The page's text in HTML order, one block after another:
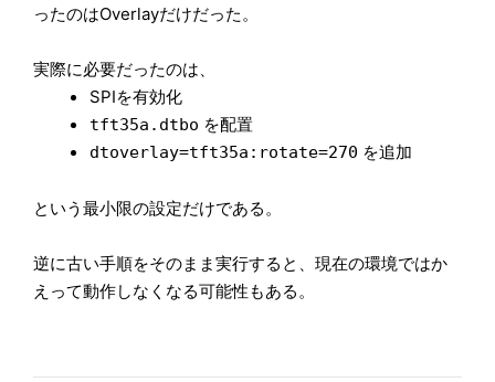
ったのはOverlayだけだった。
実際に必要だったのは、
SPIを有効化
tft35a.dtbo を配置
dtoverlay=tft35a:rotate=270 を追加
という最小限の設定だけである。
逆に古い手順をそのまま実行すると、現在の環境ではか
えって動作しなくなる可能性もある。